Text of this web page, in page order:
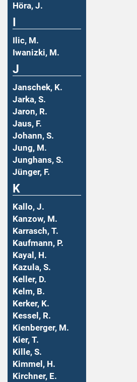
Höra, J.
Ilic, M.
Iwanizki, M.
J
Janschek, K.
Jarka, S.
Jaron, R.
Jaus, F.
Johann, S.
Jung, M.
Junghans, S.
Jünger, F.
K
Kallo, J.
Kanzow, M.
Karrasch, T.
Kaufmann, P.
Kayal, H.
Kazula, S.
Keller, D.
Kelm, B.
Kerker, K.
Kessel, R.
Kienberger, M.
Kier, T.
Kille, S.
Kimmel, H.
Kirchner, E.